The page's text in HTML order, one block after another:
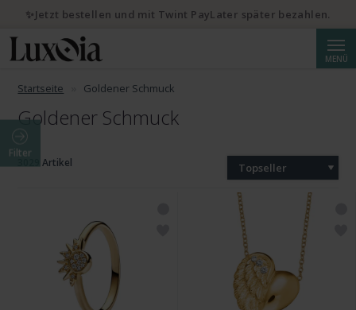
MENÜ
Startseite Goldener Schmuck
Goldener Schmuck
Filter
3029 Artikel Topseller
✨Jetzt bestellen und mit Twint PayLater später bezahlen.